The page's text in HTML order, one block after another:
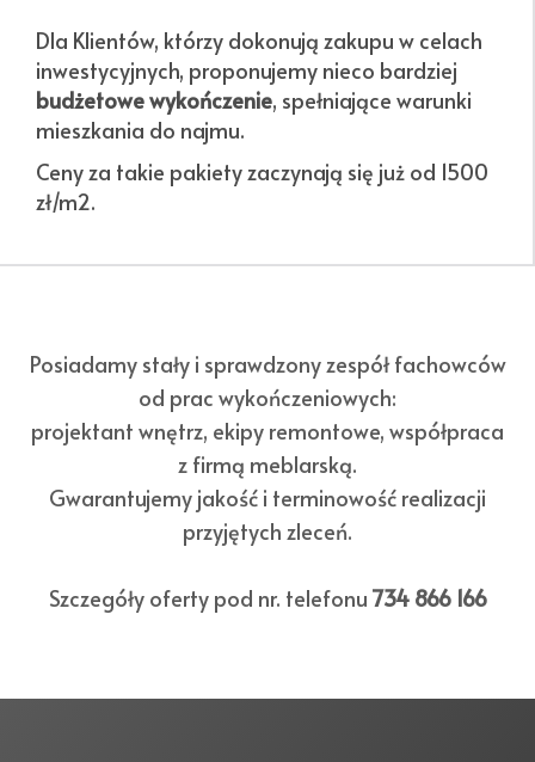
Dla Klientów, którzy dokonują zakupu w celach
inwestycyjnych, proponujemy nieco bardziej
budżetowe wykończenie, spełniające warunki
mieszkania do najmu.
Ceny za takie pakiety zaczynają się już od 1500
zł/m2.
Posiadamy stały i sprawdzony zespół fachowców
od prac wykończeniowych:
projektant wnętrz, ekipy remontowe, współpraca
z firmą meblarską.
Gwarantujemy jakość i terminowość realizacji
przyjętych zleceń.
Szczegóły oferty pod nr. telefonu 734 866 166